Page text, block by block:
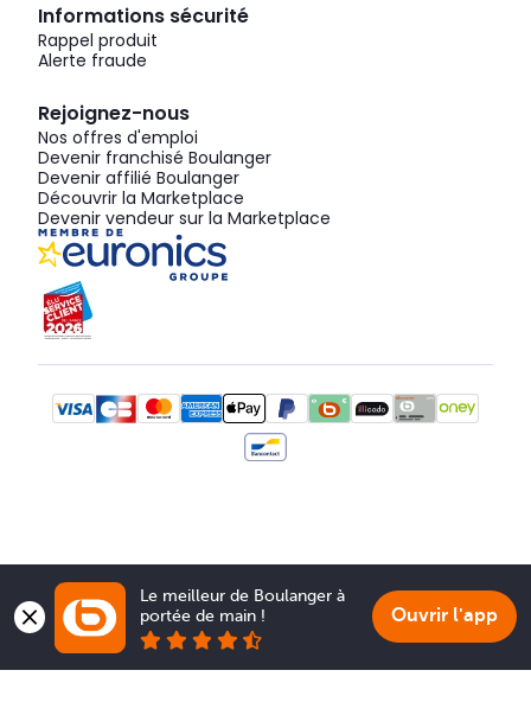
Informations sécurité
Rappel produit
Alerte fraude
Rejoignez-nous
Nos offres d'emploi
Devenir franchisé Boulanger
Devenir affilié Boulanger
Découvrir la Marketplace
Devenir vendeur sur la Marketplace
Le meilleur de Boulanger à
portée de main !
Ouvrir l'app